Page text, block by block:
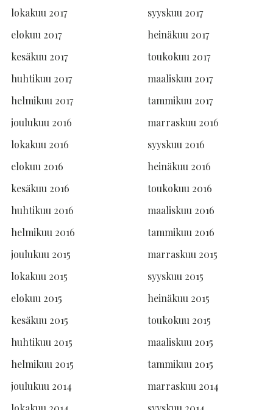
lokakuu 2017
syyskuu 2017
elokuu 2017
heinäkuu 2017
kesäkuu 2017
toukokuu 2017
huhtikuu 2017
maaliskuu 2017
helmikuu 2017
tammikuu 2017
joulukuu 2016
marraskuu 2016
lokakuu 2016
syyskuu 2016
elokuu 2016
heinäkuu 2016
kesäkuu 2016
toukokuu 2016
huhtikuu 2016
maaliskuu 2016
helmikuu 2016
tammikuu 2016
joulukuu 2015
marraskuu 2015
lokakuu 2015
syyskuu 2015
elokuu 2015
heinäkuu 2015
kesäkuu 2015
toukokuu 2015
huhtikuu 2015
maaliskuu 2015
helmikuu 2015
tammikuu 2015
joulukuu 2014
marraskuu 2014